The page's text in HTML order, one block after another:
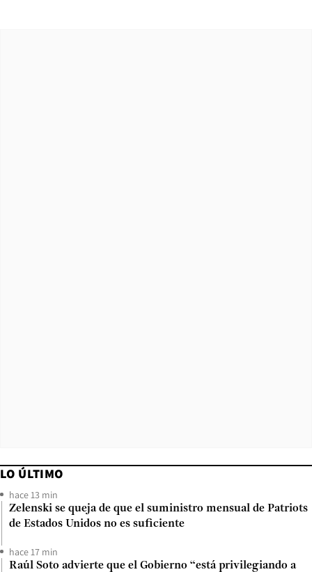
LO ÚLTIMO
hace 13 min
Zelenski se queja de que el suministro mensual de Patriots
de Estados Unidos no es suficiente
hace 17 min
Raúl Soto advierte que el Gobierno “está privilegiando a